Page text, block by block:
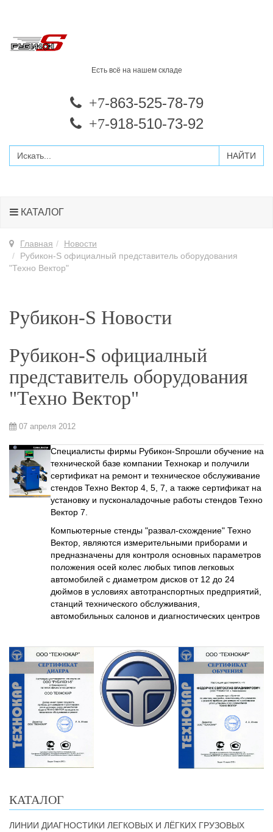
Есть всё на нашем складе
+7-863-525-78-79
+7-918-510-73-92
КАТАЛОГ
Главная
Новости
Рубикон-S официалный представитель оборудования
"Техно Вектор"
Рубикон-S Новости
Рубикон-S официалный
представитель оборудования
"Техно Вектор"
07 апреля 2012
Специалисты фирмы Рубикон-Sпрошли обучение на
технической базе компании Технокар и получили
сертификат на ремонт и техническое обслуживание
стендов Техно Вектор 4, 5, 7, а также сертификат на
установку и пусконаладочные работы стендов Техно
Вектор 7.
Компьютерные стенды "развал-схождение" Техно
Вектор, являются измерительными приборами и
предназначены для контроля основных параметров
положения осей колес любых типов легковых
автомобилей с диаметром дисков от 12 до 24
дюймов в условиях автотранспортных предприятий,
станций технического обслуживания,
автомобильных салонов и диагностических центров
КАТАЛОГ
ЛИНИИ ДИАГНОСТИКИ ЛЕГКОВЫХ И ЛЁГКИХ ГРУЗОВЫХ